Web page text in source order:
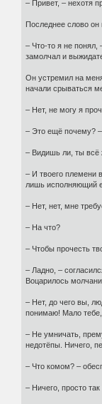
– Привет, – нехотя
Последнее слово он
– Что-то я не
замолчал и
Он устремил на
начали срываться
– Нет, не могу я
– Это ещё почему? –
– Видишь ли, ты всё
– И твоего племени
лишь исполняющий
– Нет, нет, мне
– На что?
– Чтобы прочесть
– Ладно, –
Воцарилось
– Нет, до чего вы,
понимаю! Мало тебе,
– Не умничать,
недотёпы. Ничего,
– Что комом? –
– Ничего, просто